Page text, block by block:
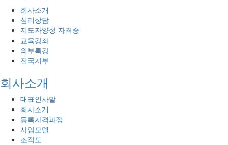
회사소개
심리상담
지도자양성 자격증
교육강좌
외부특강
전국지부
회사소개
대표인사말
회사소개
등록자격과정
사업모델
조직도